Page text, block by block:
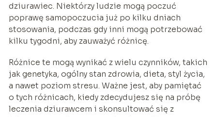
dziurawiec. Niektórzy ludzie mogą poczuć
poprawę samopoczucia już po kilku dniach
stosowania, podczas gdy inni mogą potrzebować
kilku tygodni, aby zauważyć różnicę.
Różnice te mogą wynikać z wielu czynników, takich
jak genetyka, ogólny stan zdrowia, dieta, styl życia,
a nawet poziom stresu. Ważne jest, aby pamiętać
o tych różnicach, kiedy zdecydujesz się na próbę
leczenia dziurawcem i skonsultować się z